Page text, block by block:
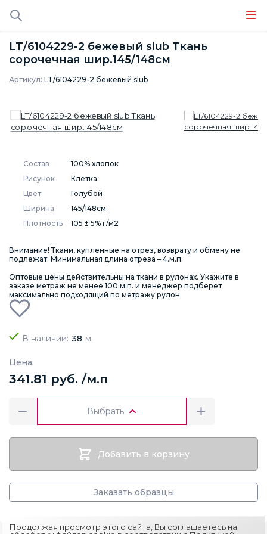
LT/6104229-2 бежевый slub Ткань
сорочечная шир.145/148см
Артикул: LT/6104229-2 бежевый slub
Состав
100% хлопок
Рисунок
Клетка
Цвет
Голубой
Ширина
145/148см
Плотность
105 ± 5% г/м2
Внимание! Ткани, купленные на отрез, возврату и обмену не
подлежат. Минимальная длина отреза – 4.м.п.
Оптовые цены действительны на ткани в рулонах. Укажите в
заказе метраж не менее 100 м.п. и менеджер подберет
максимально подходящий по метражу рулон.
В наличии: 38 м.
Цена:
341.81 руб. /м.п
Выбрать
Добавить в корзину
Заказать образцы
Продолжая просмотр этого сайта, Вы соглашаетесь на